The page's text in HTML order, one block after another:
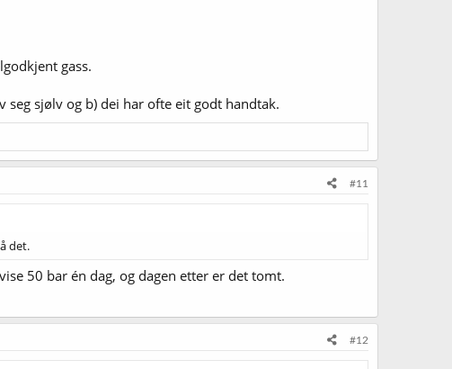
gass.
seg sjølv og b) dei har ofte eit godt handtak.
#11
det.
50 bar én dag, og dagen etter er det tomt.
#12